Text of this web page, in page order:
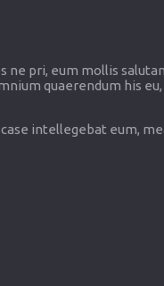
pri, eum mollis
quaerendum his eu,
intellegebat eum,